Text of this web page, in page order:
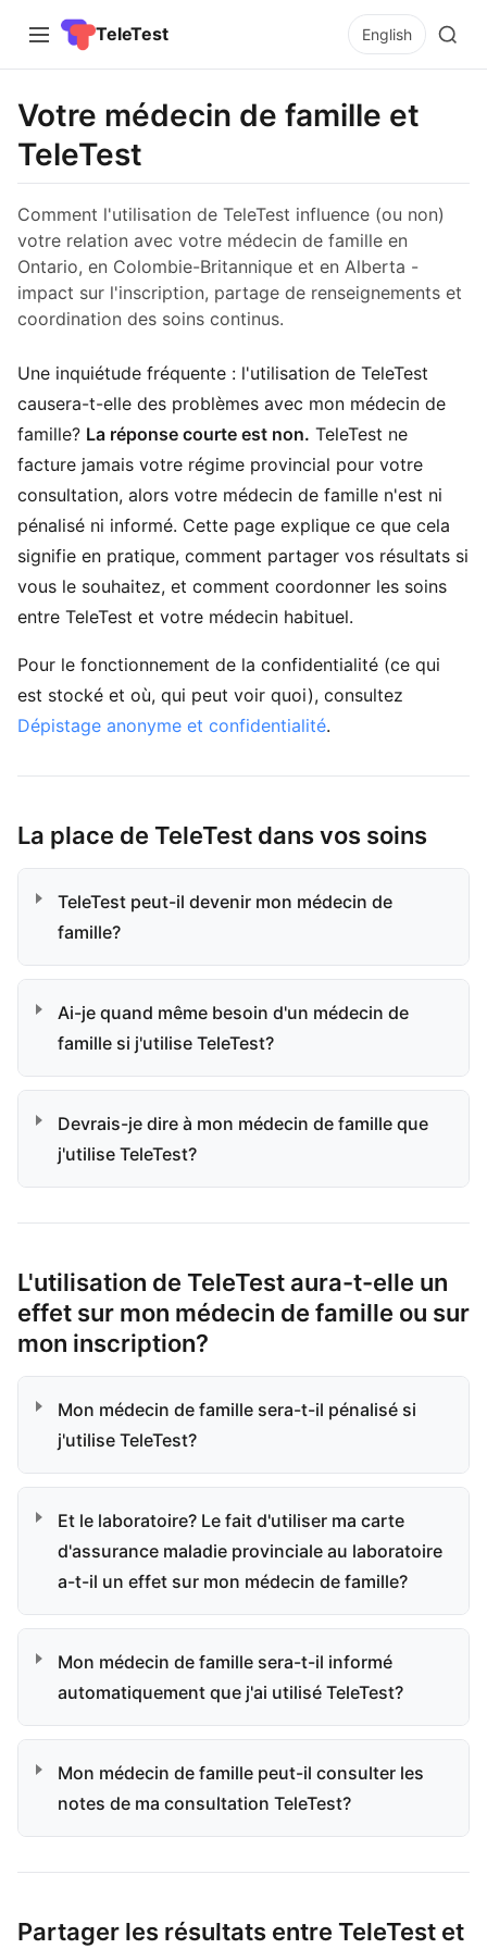
TeleTest English
Votre médecin de famille et
TeleTest
Comment l'utilisation de TeleTest influence (ou non)
votre relation avec votre médecin de famille en
Ontario, en Colombie-Britannique et en Alberta -
impact sur l'inscription, partage de renseignements et
coordination des soins continus.
Une inquiétude fréquente : l'utilisation de TeleTest
causera-t-elle des problèmes avec mon médecin de
famille? La réponse courte est non. TeleTest ne
facture jamais votre régime provincial pour votre
consultation, alors votre médecin de famille n'est ni
pénalisé ni informé. Cette page explique ce que cela
signifie en pratique, comment partager vos résultats si
vous le souhaitez, et comment coordonner les soins
entre TeleTest et votre médecin habituel.
Pour le fonctionnement de la confidentialité (ce qui
est stocké et où, qui peut voir quoi), consultez
Dépistage anonyme et confidentialité.
La place de TeleTest dans vos soins
TeleTest peut-il devenir mon médecin de
famille?
Ai-je quand même besoin d'un médecin de
famille si j'utilise TeleTest?
Devrais-je dire à mon médecin de famille que
j'utilise TeleTest?
L'utilisation de TeleTest aura-t-elle un
effet sur mon médecin de famille ou sur
mon inscription?
Mon médecin de famille sera-t-il pénalisé si
j'utilise TeleTest?
Et le laboratoire? Le fait d'utiliser ma carte
d'assurance maladie provinciale au laboratoire
a-t-il un effet sur mon médecin de famille?
Mon médecin de famille sera-t-il informé
automatiquement que j'ai utilisé TeleTest?
Mon médecin de famille peut-il consulter les
notes de ma consultation TeleTest?
Partager les résultats entre TeleTest et